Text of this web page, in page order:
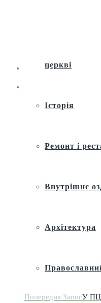
церкві
Історія
Ремонт і
Внутрішнє
Архітектура
Попередня ЗаписУ